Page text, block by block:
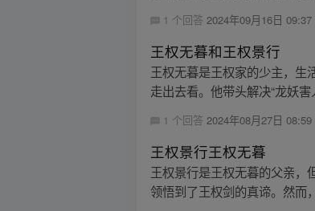
1 个回答 2024年09月16日 09:37
王权无暮和王权景行
王权无暮是王权家的少主，生
走出去看。他带头解决“龙妖
1 个回答 2024年08月27日 08:59
王权景行王权无暮
王权景行是王权无暮的父亲，
领悟到了王权剑的真谛。然而